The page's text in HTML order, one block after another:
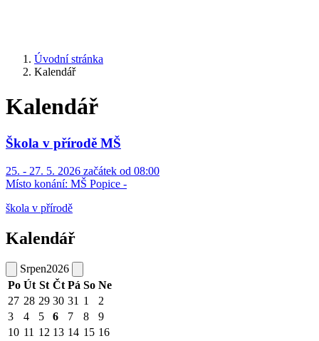
Úvodní stránka
Kalendář
Kalendář
Škola v přírodě MŠ
25. - 27. 5. 2026 začátek od 08:00
Místo konání: MŠ Popice -
škola v přírodě
Kalendář
Srpen2026
Po Út St Čt Pá So Ne
27 28 29 30 31 1
2
3
4 5 6 7 8
9
10 11 12 13 14 15 16